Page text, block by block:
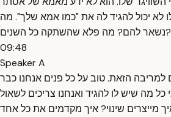
לא יכול להגיד לה את "כמו אמא שלך". מה
נשאר להם? מה פלא שהשתקה כל השנים?
09:48
Speaker A
למריבה הזאת. טוב על כל פנים אנחנו כבר
מה שיש לו להגיד ואנחנו צריכים לשאול
מייצרים שינוי? איך מקדמים את כל אחד